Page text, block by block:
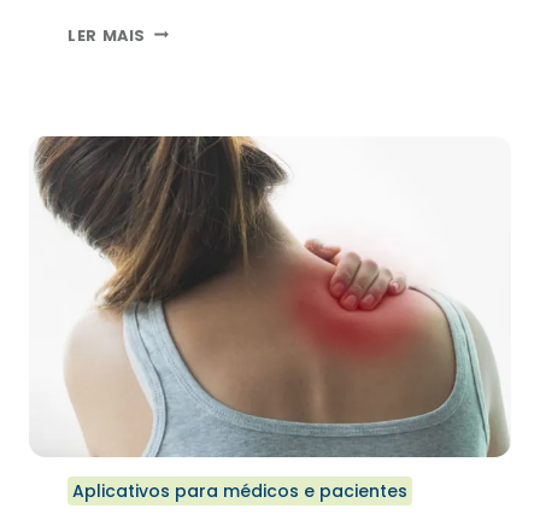
LER MAIS DICAS
PARA
O
DIA
DO
PSICÓLOGO
Aplicativos para médicos e pacientes